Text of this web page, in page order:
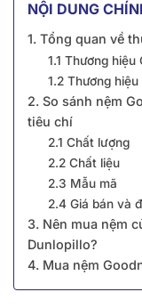
NỘI DUNG
1. Tổng quan về
1.1 Thương hiệu
1.2 Thương hiệu
2. So sánh nệm
tiêu chí
2.1 Chất lượng
2.2 Chất liệu
2.3 Mẫu mã
2.4 Giá bán và
3. Nên mua nệm
Dunlopillo?
4. Mua nệm